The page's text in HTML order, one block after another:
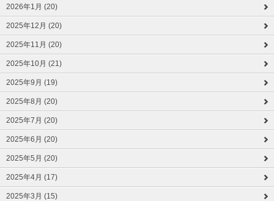
2026年1月 (20)
2025年12月 (20)
2025年11月 (20)
2025年10月 (21)
2025年9月 (19)
2025年8月 (20)
2025年7月 (20)
2025年6月 (20)
2025年5月 (20)
2025年4月 (17)
2025年3月 (15)